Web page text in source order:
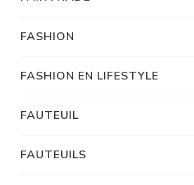
FASHION
FASHION EN LIFESTYLE
FAUTEUIL
FAUTEUILS